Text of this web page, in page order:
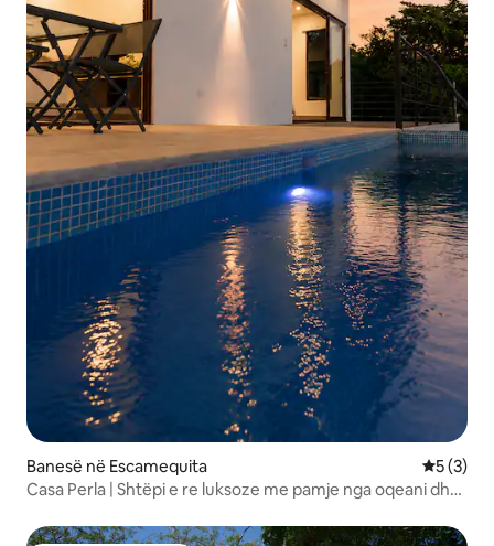
Banesë në Escamequita
5 (3)
Casa Perla | Shtëpi e re luksoze me pamje nga oqeani dhe